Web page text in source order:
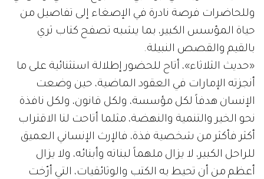
وللحاضرات فرصة نادرة في الإصغاء إلى تفاصيل من
حياة المؤسس الكبير، بما يشبه تصفح كتاب ثري
بالقيم والقصص النبيلة.
«حديث الثلاثاء»، أتاح للحضور إطلالة استثنائية على ما
أنجزته الإمارات في العقود الماضية، حين وضعت
الإنسان هدفاً لكل مؤسسة، ولكل قانون، ولكل نافذة
نحو الخير والتنمية والنهضة، مثلما أتاحت لنا الاقتراب
أكثر فأكثر من شخصية فذة، فالإرث الإنساني العميق
للراحل الكبير، لا يزال ملهماً لبناته وأبنائه، ولا يزال
أعظم من أن تحيط به الكتب والوثائقيات، التي أرّخت